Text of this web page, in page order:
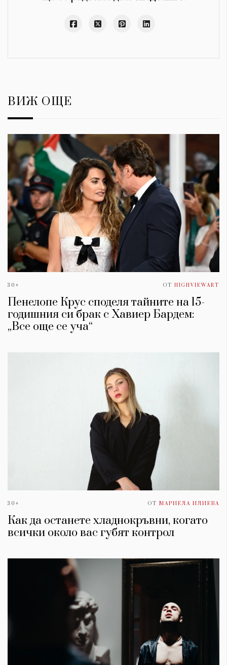
ВИЖ ОЩЕ
30+ ОТ HIGHVIEWART
Пенелопе Крус споделя тайните на 15-
годишния си брак с Хавиер Бардем:
„Все още се уча“
30+ ОТ МАРИЕЛА ИЛИЕВА
Как да останете хладнокръвни, когато
всички около вас губят контрол